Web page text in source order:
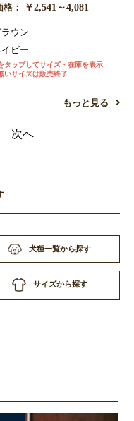
格：
￥2,541～4,081
ラウン
イビー
タップしてサイズ・在庫を表示
いサイズは販売終了
もっと見る
次へ
犬種一覧から探す
サイズから探す